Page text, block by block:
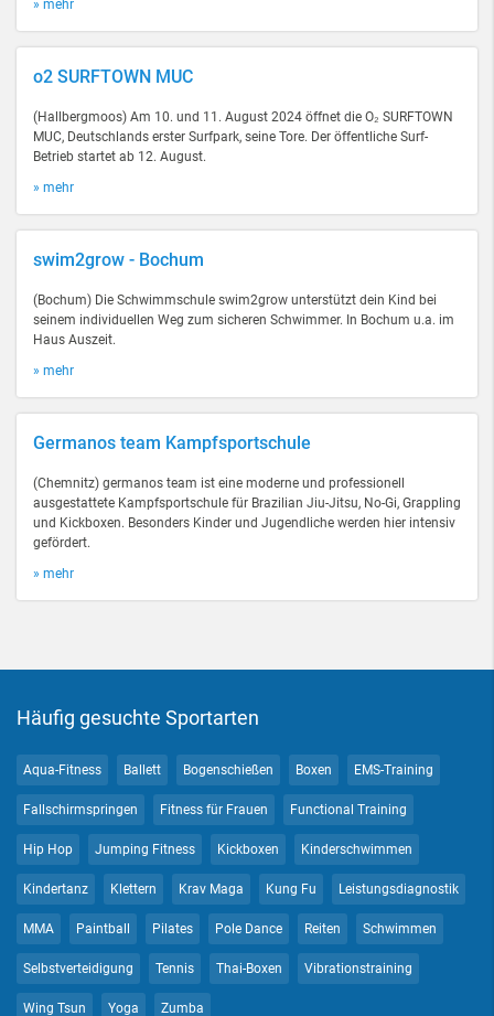
» mehr
o2 SURFTOWN MUC
(Hallbergmoos) Am 10. und 11. August 2024 öffnet die O₂ SURFTOWN
MUC, Deutschlands erster Surfpark, seine Tore. Der öffentliche Surf-
Betrieb startet ab 12. August.
» mehr
swim2grow - Bochum
(Bochum) Die Schwimmschule swim2grow unterstützt dein Kind bei
seinem individuellen Weg zum sicheren Schwimmer. In Bochum u.a. im
Haus Auszeit.
» mehr
Germanos team Kampfsportschule
(Chemnitz) germanos team ist eine moderne und professionell
ausgestattete Kampfsportschule für Brazilian Jiu-Jitsu, No-Gi, Grappling
und Kickboxen. Besonders Kinder und Jugendliche werden hier intensiv
gefördert.
» mehr
Häufig gesuchte Sportarten
Aqua-Fitness Ballett Bogenschießen Boxen EMS-Training
Fallschirmspringen Fitness für Frauen Functional Training
Hip Hop Jumping Fitness Kickboxen Kinderschwimmen
Kindertanz Klettern Krav Maga Kung Fu Leistungsdiagnostik
MMA Paintball Pilates Pole Dance Reiten Schwimmen
Selbstverteidigung Tennis Thai-Boxen Vibrationstraining
Wing Tsun Yoga Zumba